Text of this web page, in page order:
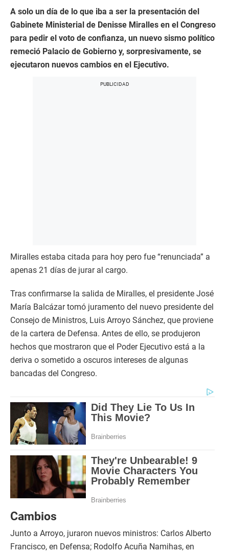
A solo un día de lo que iba a ser la presentación del
Gabinete Ministerial de Denisse Miralles en el Congreso
para pedir el voto de confianza, un nuevo sismo político
remeció Palacio de Gobierno y, sorpresivamente, se
ejecutaron nuevos cambios en el Ejecutivo.
Miralles estaba citada para hoy pero fue “renunciada” a
apenas 21 días de jurar al cargo.
Tras confirmarse la salida de Miralles, el presidente José
María Balcázar tomó juramento del nuevo presidente del
Consejo de Ministros, Luis Arroyo Sánchez, que proviene
de la cartera de Defensa. Antes de ello, se produjeron
hechos que mostraron que el Poder Ejecutivo está a la
deriva o sometido a oscuros intereses de algunas
bancadas del Congreso.
Cambios
Junto a Arroyo, juraron nuevos ministros: Carlos Alberto
Francisco, en Defensa; Rodolfo Acuña Namihas, en